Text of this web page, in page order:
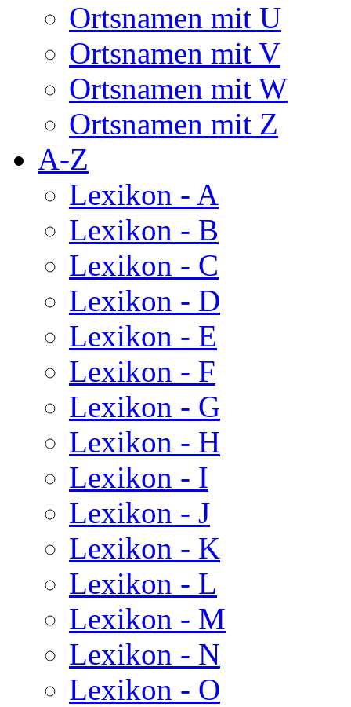
Ortsnamen mit U
Ortsnamen mit V
Ortsnamen mit W
Ortsnamen mit Z
A-Z
Lexikon - A
Lexikon - B
Lexikon - C
Lexikon - D
Lexikon - E
Lexikon - F
Lexikon - G
Lexikon - H
Lexikon - I
Lexikon - J
Lexikon - K
Lexikon - L
Lexikon - M
Lexikon - N
Lexikon - O